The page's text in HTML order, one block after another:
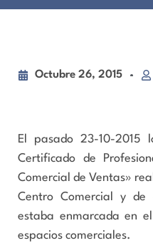
Octubre 26, 2015
El pasado 23-10-2015
Certificado de
Comercial de Ventas»
Centro Comercial y de
estaba enmarcada en el
espacios comerciales.